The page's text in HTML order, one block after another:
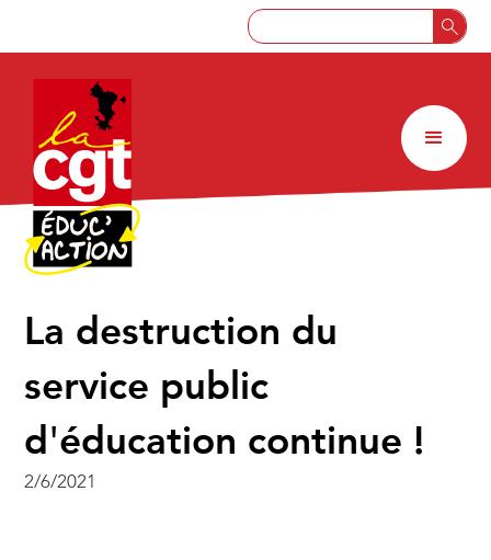
La destruction du
service public
d'éducation continue !
2/6/2021